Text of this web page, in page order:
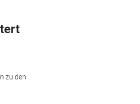
zu den